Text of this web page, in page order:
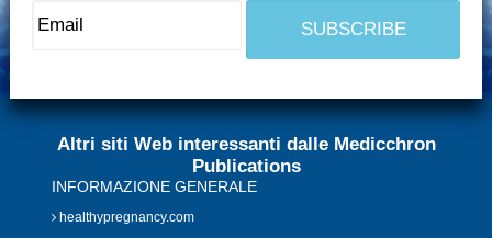
Altri siti Web interessanti dalle Medicchron
Publications
INFORMAZIONE GENERALE
healthypregnancy.com